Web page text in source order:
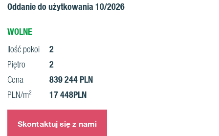
Oddanie do użytkowania 10/2026
WOLNE
Ilość pokoi 2
Piętro 2
Cena 839 244 PLN
PLN/m² 17 448PLN
Skontaktuj się z nami